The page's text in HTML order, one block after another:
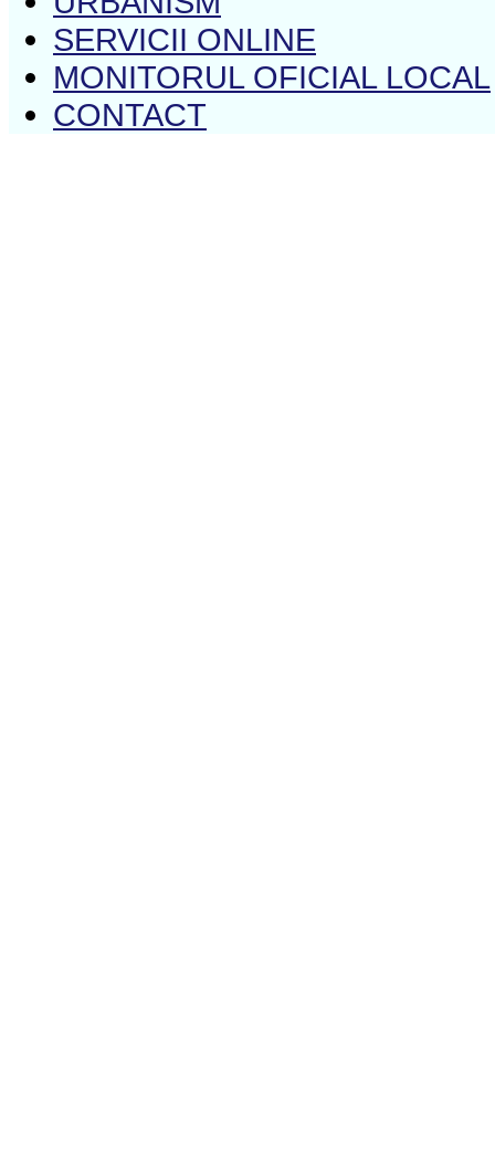
SERVICII ONLINE
MONITORUL OFICIAL LOCAL
CONTACT